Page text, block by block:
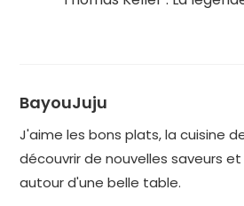
BayouJuju
J'aime les bons plats, la cuisine
découvrir de nouvelles saveurs
autour d'une belle table.